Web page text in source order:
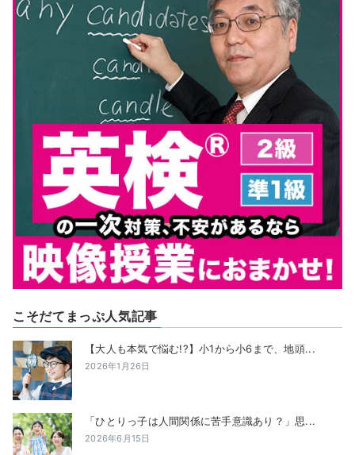
こそだてまっぷ人気記事
【大人も本気で悩む!?】小1から小6まで、地頭...
2026年1月26日
「ひとりっ子は人間関係に苦手意識あり？」思...
2026年6月15日